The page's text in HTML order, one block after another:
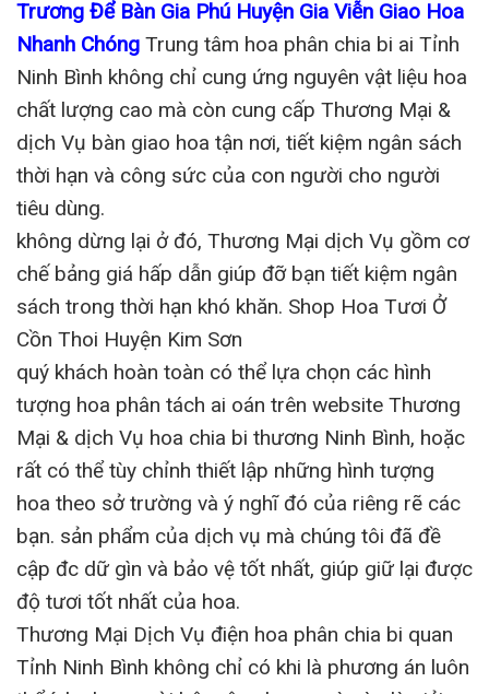
Trương Để Bàn Gia Phú Huyện Gia Viễn Giao Hoa
Nhanh Chóng Trung tâm hoa phân chia bi ai Tỉnh
Ninh Bình không chỉ cung ứng nguyên vật liệu hoa
chất lượng cao mà còn cung cấp Thương Mại &
dịch Vụ bàn giao hoa tận nơi, tiết kiệm ngân sách
thời hạn và công sức của con người cho người
tiêu dùng.
không dừng lại ở đó, Thương Mại dịch Vụ gồm cơ
chế bảng giá hấp dẫn giúp đỡ bạn tiết kiệm ngân
sách trong thời hạn khó khăn. Shop Hoa Tươi Ở
Cồn Thoi Huyện Kim Sơn
quý khách hoàn toàn có thể lựa chọn các hình
tượng hoa phân tách ai oán trên website Thương
Mại & dịch Vụ hoa chia bi thương Ninh Bình, hoặc
rất có thể tùy chỉnh thiết lập những hình tượng
hoa theo sở trường và ý nghĩ đó của riêng rẽ các
bạn. sản phẩm của dịch vụ mà chúng tôi đã đề
cập đc dữ gìn và bảo vệ tốt nhất, giúp giữ lại được
độ tươi tốt nhất của hoa.
Thương Mại Dịch Vụ điện hoa phân chia bi quan
Tỉnh Ninh Bình không chỉ có khi là phương án luôn